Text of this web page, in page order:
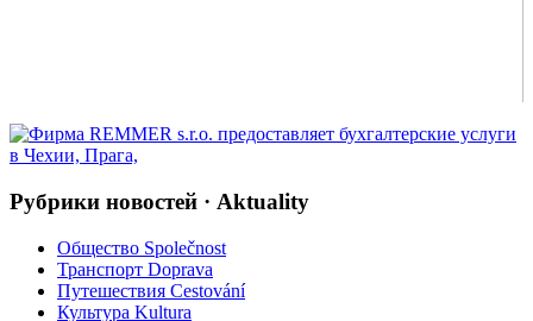
Рубрики новостей · Aktuality
Общество Společnost
Транспорт Doprava
Путешествия Cestování
Культура Kultura